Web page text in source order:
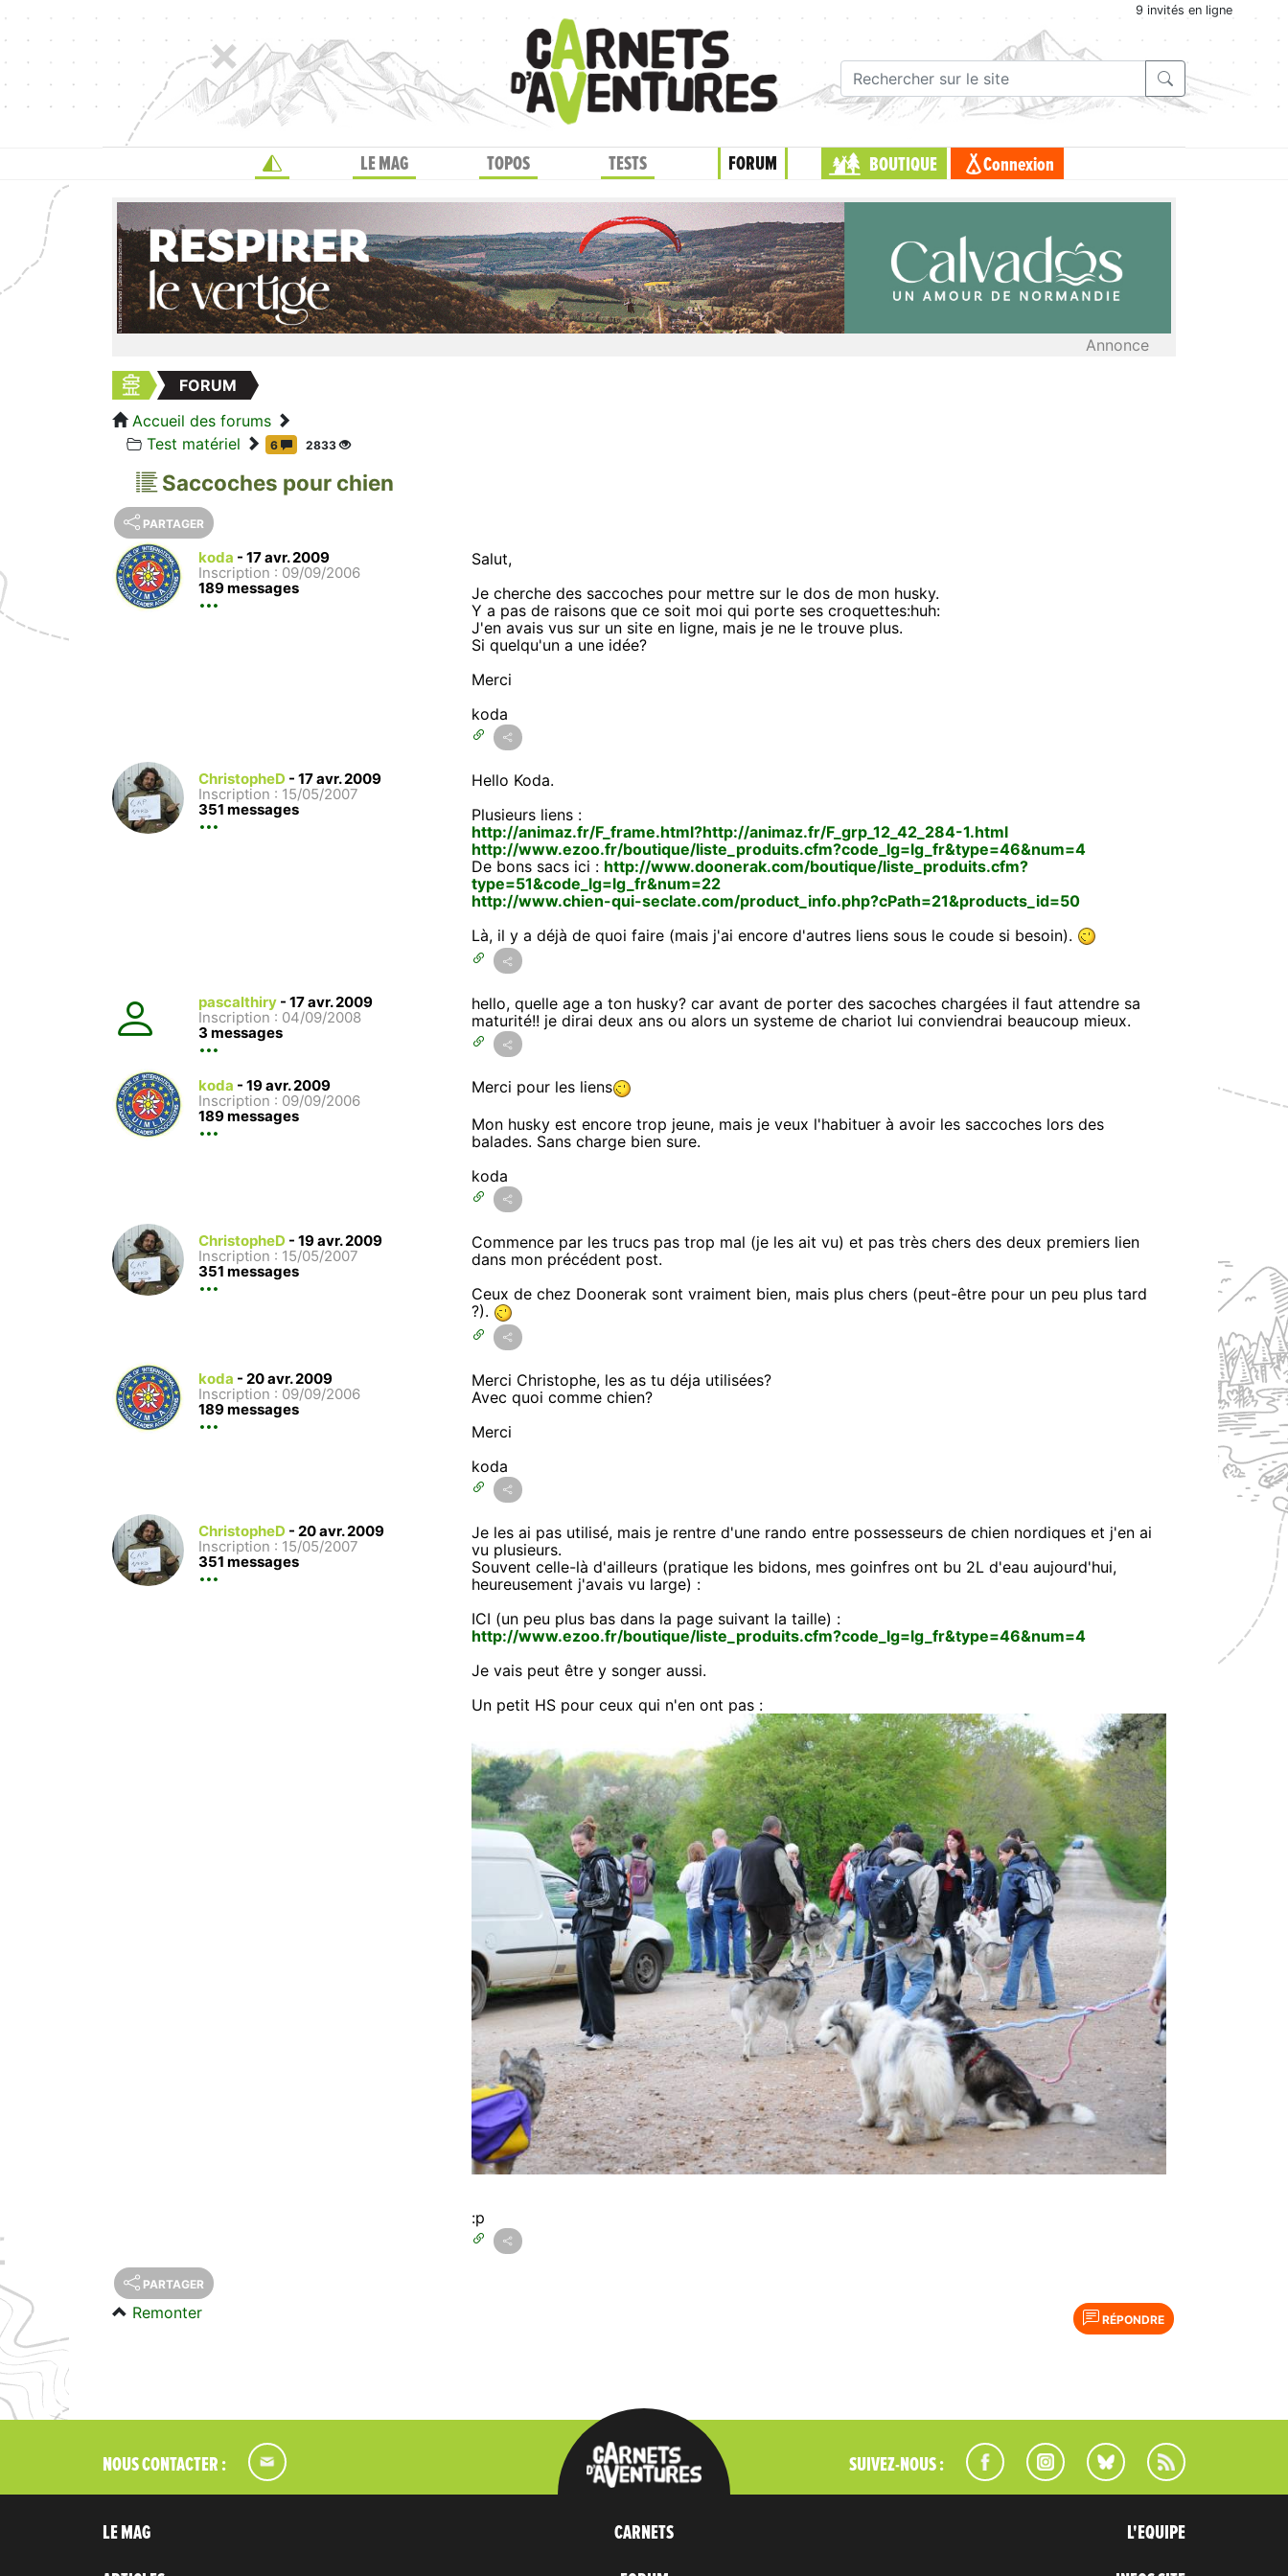
9 invités en ligne
LE MAG TOPOS TESTS FORUM BOUTIQUE Connexion
Annonce
FORUM
Accueil des forums
Test matériel
6 2833
Saccoches pour chien
PARTAGER
koda - 17 avr. 2009
Inscription : 09/09/2006
189 messages
Salut,
Je cherche des saccoches pour mettre sur le dos de mon husky.
Y a pas de raisons que ce soit moi qui porte ses croquettes:huh:
J'en avais vus sur un site en ligne, mais je ne le trouve plus.
Si quelqu'un a une idée?
Merci
koda
ChristopheD - 17 avr. 2009
Inscription : 15/05/2007
351 messages
Hello Koda.
Plusieurs liens :
http://animaz.fr/F_frame.html?http://animaz.fr/F_grp_12_42_284-1.html
http://www.ezoo.fr/boutique/liste_produits.cfm?code_lg=lg_fr&type=46&num=4
De bons sacs ici : http://www.doonerak.com/boutique/liste_produits.cfm?
type=51&code_lg=lg_fr&num=22
http://www.chien-qui-seclate.com/product_info.php?cPath=21&products_id=50
Là, il y a déjà de quoi faire (mais j'ai encore d'autres liens sous le coude si besoin).
pascalthiry - 17 avr. 2009
Inscription : 04/09/2008
3 messages
hello, quelle age a ton husky? car avant de porter des sacoches chargées il faut attendre sa
maturité!! je dirai deux ans ou alors un systeme de chariot lui conviendrai beaucoup mieux.
koda - 19 avr. 2009
Inscription : 09/09/2006
189 messages
Merci pour les liens
Mon husky est encore trop jeune, mais je veux l'habituer à avoir les saccoches lors des
balades. Sans charge bien sure.
koda
ChristopheD - 19 avr. 2009
Inscription : 15/05/2007
351 messages
Commence par les trucs pas trop mal (je les ait vu) et pas très chers des deux premiers lien
dans mon précédent post.
Ceux de chez Doonerak sont vraiment bien, mais plus chers (peut-être pour un peu plus tard
?).
koda - 20 avr. 2009
Inscription : 09/09/2006
189 messages
Merci Christophe, les as tu déja utilisées?
Avec quoi comme chien?
Merci
koda
ChristopheD - 20 avr. 2009
Inscription : 15/05/2007
351 messages
Je les ai pas utilisé, mais je rentre d'une rando entre possesseurs de chien nordiques et j'en ai
vu plusieurs.
Souvent celle-là d'ailleurs (pratique les bidons, mes goinfres ont bu 2L d'eau aujourd'hui,
heureusement j'avais vu large) :
ICI (un peu plus bas dans la page suivant la taille) :
http://www.ezoo.fr/boutique/liste_produits.cfm?code_lg=lg_fr&type=46&num=4
Je vais peut être y songer aussi.
Un petit HS pour ceux qui n'en ont pas :
:p
PARTAGER
RÉPONDRE
Remonter
NOUS CONTACTER : SUIVEZ-NOUS :
LE MAG CARNETS L'EQUIPE